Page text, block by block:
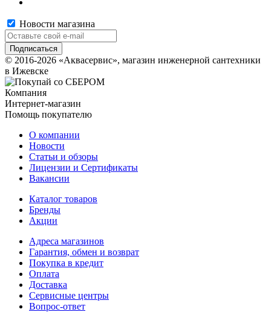
Новости магазина
© 2016-2026 «Аквасервис», магазин инженерной сантехники
в Ижевске
Компания
Интернет-магазин
Помощь покупателю
О компании
Новости
Статьи и обзоры
Лицензии и Сертификаты
Вакансии
Каталог товаров
Бренды
Акции
Адреса магазинов
Гарантия, обмен и возврат
Покупка в кредит
Оплата
Доставка
Сервисные центры
Вопрос-ответ